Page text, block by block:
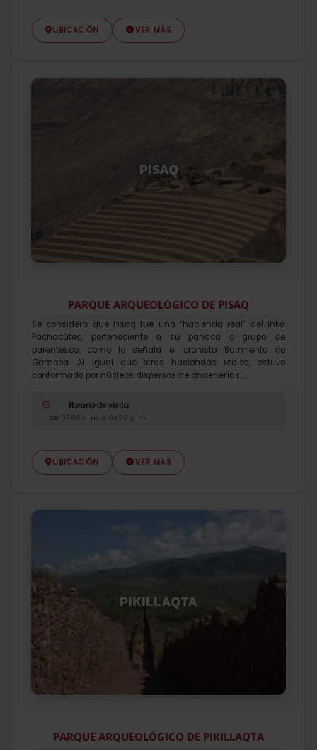
UBICACIÓN VER MÁS
PISAQ
PARQUE ARQUEOLÓGICO DE PISAQ
Se considera que Pisaq fue una “hacienda real” del Inka
Pachacútec, perteneciente a su panaca o grupo de
parentesco, como lo señala el cronista Sarmiento de
Gamboa. Al igual que otras haciendas reales, estuvo
conformado por núcleos dispersos de andenerías,...
Horario de visita
De 07:00 a. m. a 04:30 p. m.
UBICACIÓN VER MÁS
PIKILLAQTA
PARQUE ARQUEOLÓGICO DE PIKILLAQTA